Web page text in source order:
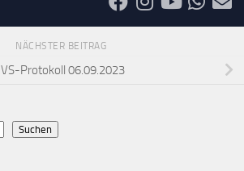
NÄCHSTER BEITRAG
VS-Protokoll 06.09.2023
Suchen